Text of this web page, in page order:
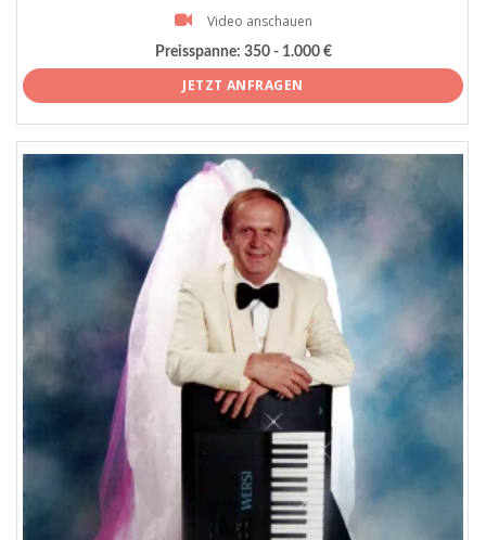
Video anschauen
Preisspanne: 350 - 1.000 €
JETZT ANFRAGEN